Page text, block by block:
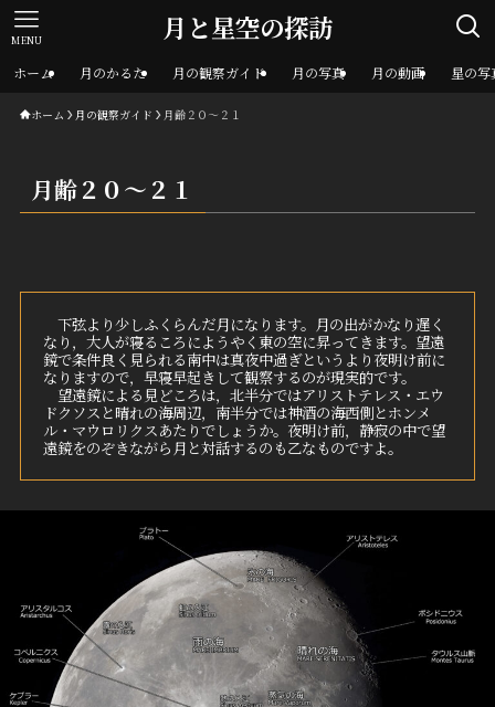
月と星空の探訪
MENU
ホーム 月のかるた 月の観察ガイド 月の写真 月の動画 星の写
ホーム 月の観察ガイド 月齢２０～２１
月齢２０～２１
下弦より少しふくらんだ月になります。月の出がかなり遅く
なり，大人が寝るころにようやく東の空に昇ってきます。望遠
鏡で条件良く見られる南中は真夜中過ぎというより夜明け前に
なりますので，早寝早起きして観察するのが現実的です。
望遠鏡による見どころは，北半分ではアリストテレス・エウ
ドクソスと晴れの海周辺，南半分では神酒の海西側とホンメ
ル・マウロリクスあたりでしょうか。夜明け前，静寂の中で望
遠鏡をのぞきながら月と対話するのも乙なものですよ。